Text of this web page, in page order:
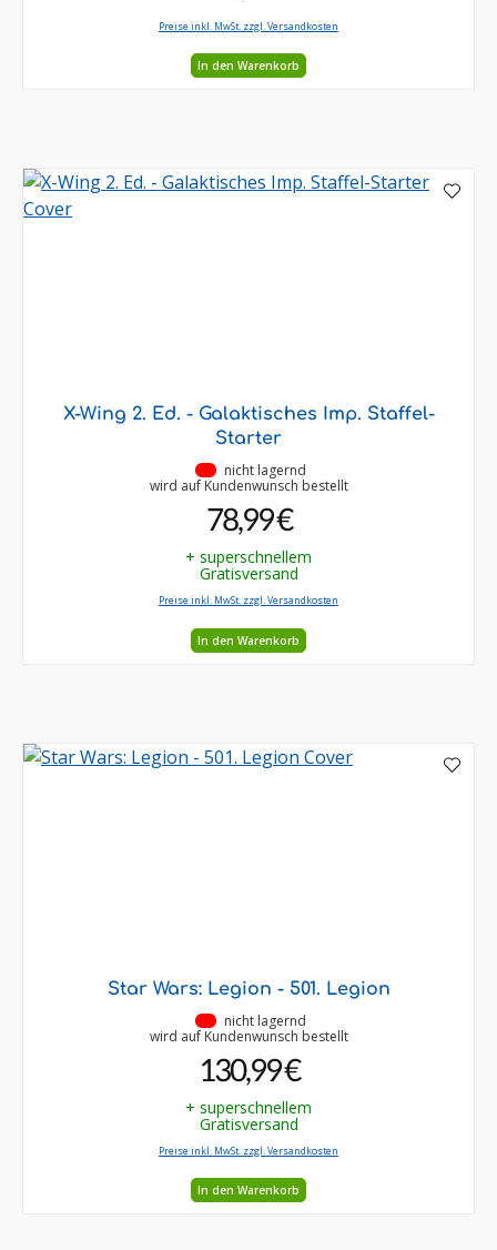
Preise inkl. MwSt. zzgl. Versandkosten
In den Warenkorb
X-Wing 2. Ed. - Galaktisches Imp. Staffel-
Starter
nicht lagernd
wird auf Kundenwunsch bestellt
78,99 €
+ superschnellem
Gratisversand
Preise inkl. MwSt. zzgl. Versandkosten
In den Warenkorb
Star Wars: Legion - 501. Legion
nicht lagernd
wird auf Kundenwunsch bestellt
130,99 €
+ superschnellem
Gratisversand
Preise inkl. MwSt. zzgl. Versandkosten
In den Warenkorb